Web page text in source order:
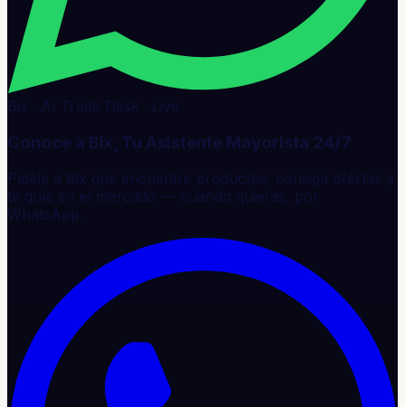
Bix · AI Trade Desk · Live
Conoce a Bix, Tu Asistente Mayorista 24/7
Pídele a Bix que encuentre productos, consiga ofertas y
te guíe en el mercado — cuando quieras, por
WhatsApp.